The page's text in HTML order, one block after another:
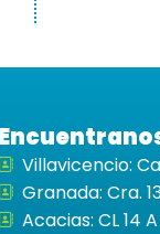
Villavicencio:
Granada: Cra.
Acacias: CL 14